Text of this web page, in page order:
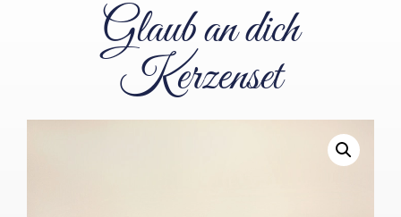
Glaub an dich
Kerzenset